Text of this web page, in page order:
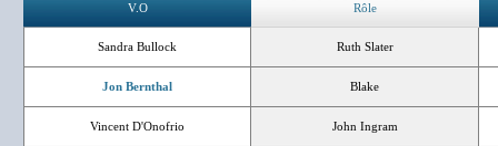
V.O Rôle
Sandra Bullock Ruth Slater
Jon Bernthal Blake
Vincent D'Onofrio John Ingram